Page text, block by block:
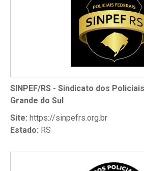
SINPEF/RS - Sindicato dos
Grande do Sul
Site: https://sinpefrs.org.br
Estado: RS